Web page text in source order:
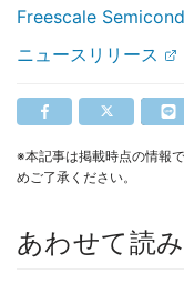
Freescale
ニュースリリース
※本記事は掲載時点の情報
めご了承ください。
あわせて読